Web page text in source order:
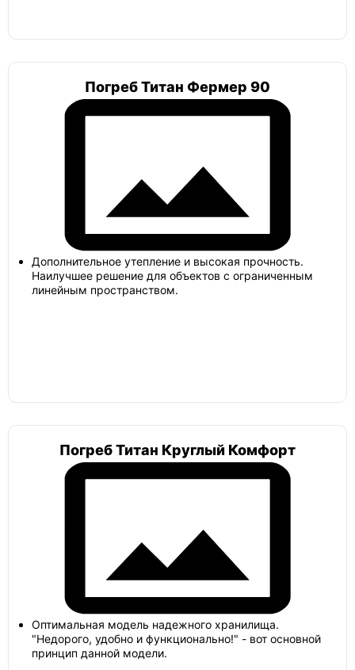
Погреб Титан Фермер 90
Дополнительное утепление и высокая прочность.
Наилучшее решение для объектов с ограниченным
линейным пространством.
Погреб Титан Круглый Комфорт
Оптимальная модель надежного хранилища.
"Недорого, удобно и функционально!" - вот основной
принцип данной модели.